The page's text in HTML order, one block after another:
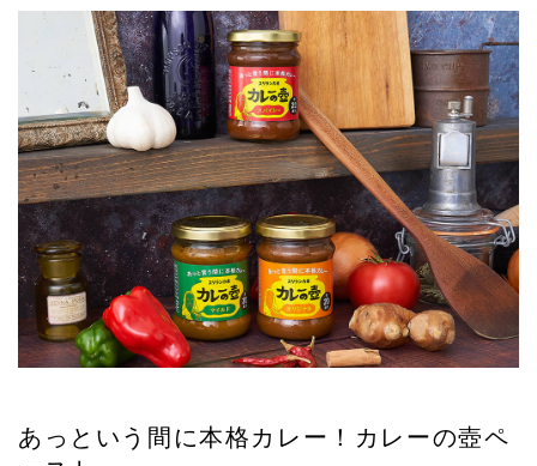
あっという間に本格カレー！カレーの壺ペ